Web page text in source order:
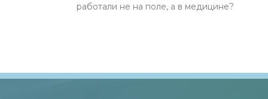
работали не на поле, а в медицине?